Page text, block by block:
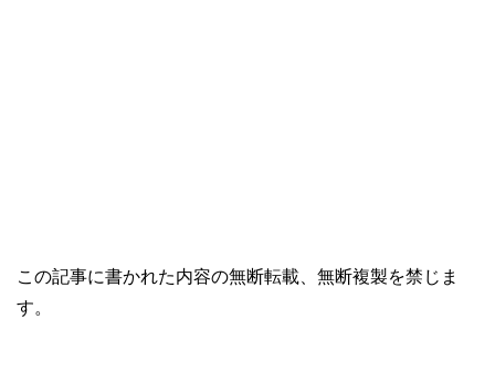
この記事に書かれた内容の無断転載、無断複製を禁じま
す。